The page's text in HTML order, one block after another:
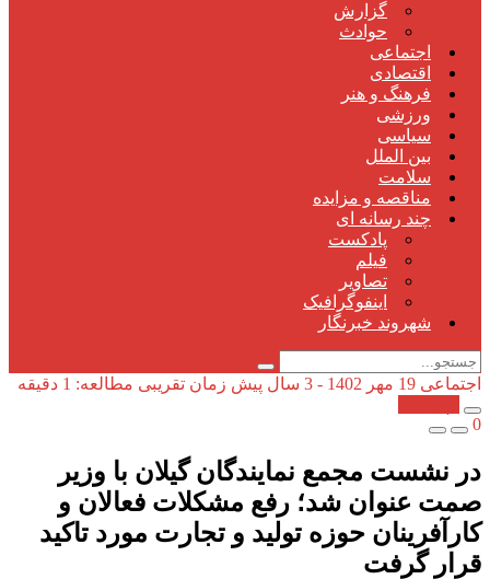
گزارش
حوادث
اجتماعی
اقتصادی
فرهنگ و هنر
ورزشی
سیاسی
بین الملل
سلامت
مناقصه و مزایده
چند رسانه ای
پادکست
فیلم
تصاویر
اینفوگرافیک
شهروند خبرنگار
اجتماعی 19 مهر 1402 - 3 سال پیش
زمان تقریبی مطالعه: 1 دقیقه
0
در نشست مجمع نمایندگان گیلان با وزیر
صمت عنوان شد؛ رفع مشکلات فعالان و
کارآفرینان حوزه تولید و تجارت مورد تاکید
قرار گرفت